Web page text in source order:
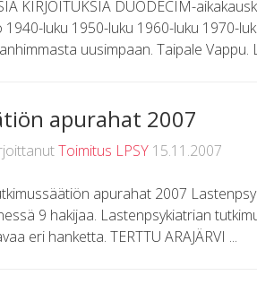
KIRJOITUKSIA DUODECIM-
1940-luku 1950-luku 1960-luku 1970-
uusimpaan. Taipale
apurahat 2007
Toimitus LPSY 15.11.2007
apurahat 2007
9 hakijaa. Lastenpsykiatrian
eri hanketta. TERTTU ARAJÄRVI ...